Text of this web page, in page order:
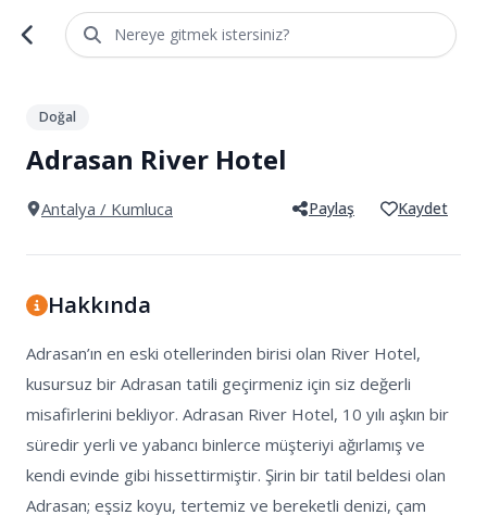
Nereye gitmek istersiniz?
/4
Doğal
Adrasan River Hotel
Antalya / Kumluca Paylaş Kaydet
Hakkında
Adrasan’ın en eski otellerinden birisi olan River Hotel,
kusursuz bir Adrasan tatili geçirmeniz için siz değerli
misafirlerini bekliyor. Adrasan River Hotel, 10 yılı aşkın bir
süredir yerli ve yabancı binlerce müşteriyi ağırlamış ve
kendi evinde gibi hissettirmiştir. Şirin bir tatil beldesi olan
Adrasan; eşsiz koyu, tertemiz ve bereketli denizi, çam